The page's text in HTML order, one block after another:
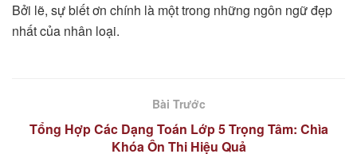
Bởi lẽ, sự biết ơn chính là một trong những ngôn ngữ đẹp
nhất của nhân loại.
Bài Trước
Tổng Hợp Các Dạng Toán Lớp 5 Trọng Tâm: Chìa
Khóa Ôn Thi Hiệu Quả